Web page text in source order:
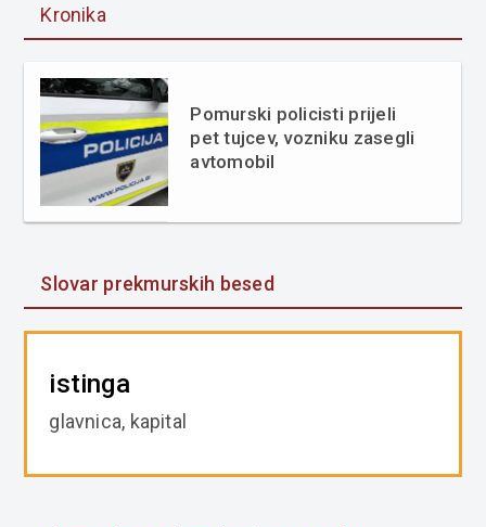
Kronika
Pomurski policisti prijeli
pet tujcev, vozniku zasegli
avtomobil
Slovar prekmurskih besed
istinga
glavnica, kapital